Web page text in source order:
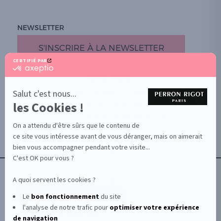
CERTIFIÉ PAR
certifié
En
savoir
plus
sur
Axeptio
Salut c'est nous...
les Cookies !
On a attendu d'être sûrs que le contenu de
ce site vous intéresse avant de vous déranger, mais on aimerait
bien vous accompagner pendant votre visite...
C'est OK pour vous ?
A quoi servent les cookies ?
Le bon fonctionnementdu site
l'analyse de notre trafic pour optimiservotre expérience
de navigation
NEWSLETTER
S'INSCRIRE À LA NEWSLETTER
BOUTIQUE PARTICULIERS
AIDE / FAQ
CONTACT
CGU/CGV
© Le Club Perron Rigot 2026